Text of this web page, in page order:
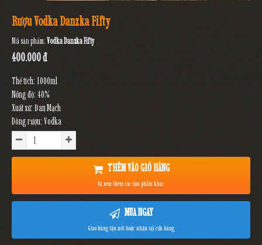
Rượu Vodka Danzka Fifty
Mã sản phẩm:Vodka Danzka Fifty
400.000 đ
Thể tích: 1000ml
Nồng độ: 40%
Xuất xứ: Đan Mạch
Dòng rượu: Vodka
THÊM VÀO GIỎ HÀNG
Và xem thêm các sản phẩm khác
MUA NGAY
Giao hàng tận nơi hoặc nhận tại cửa hàng